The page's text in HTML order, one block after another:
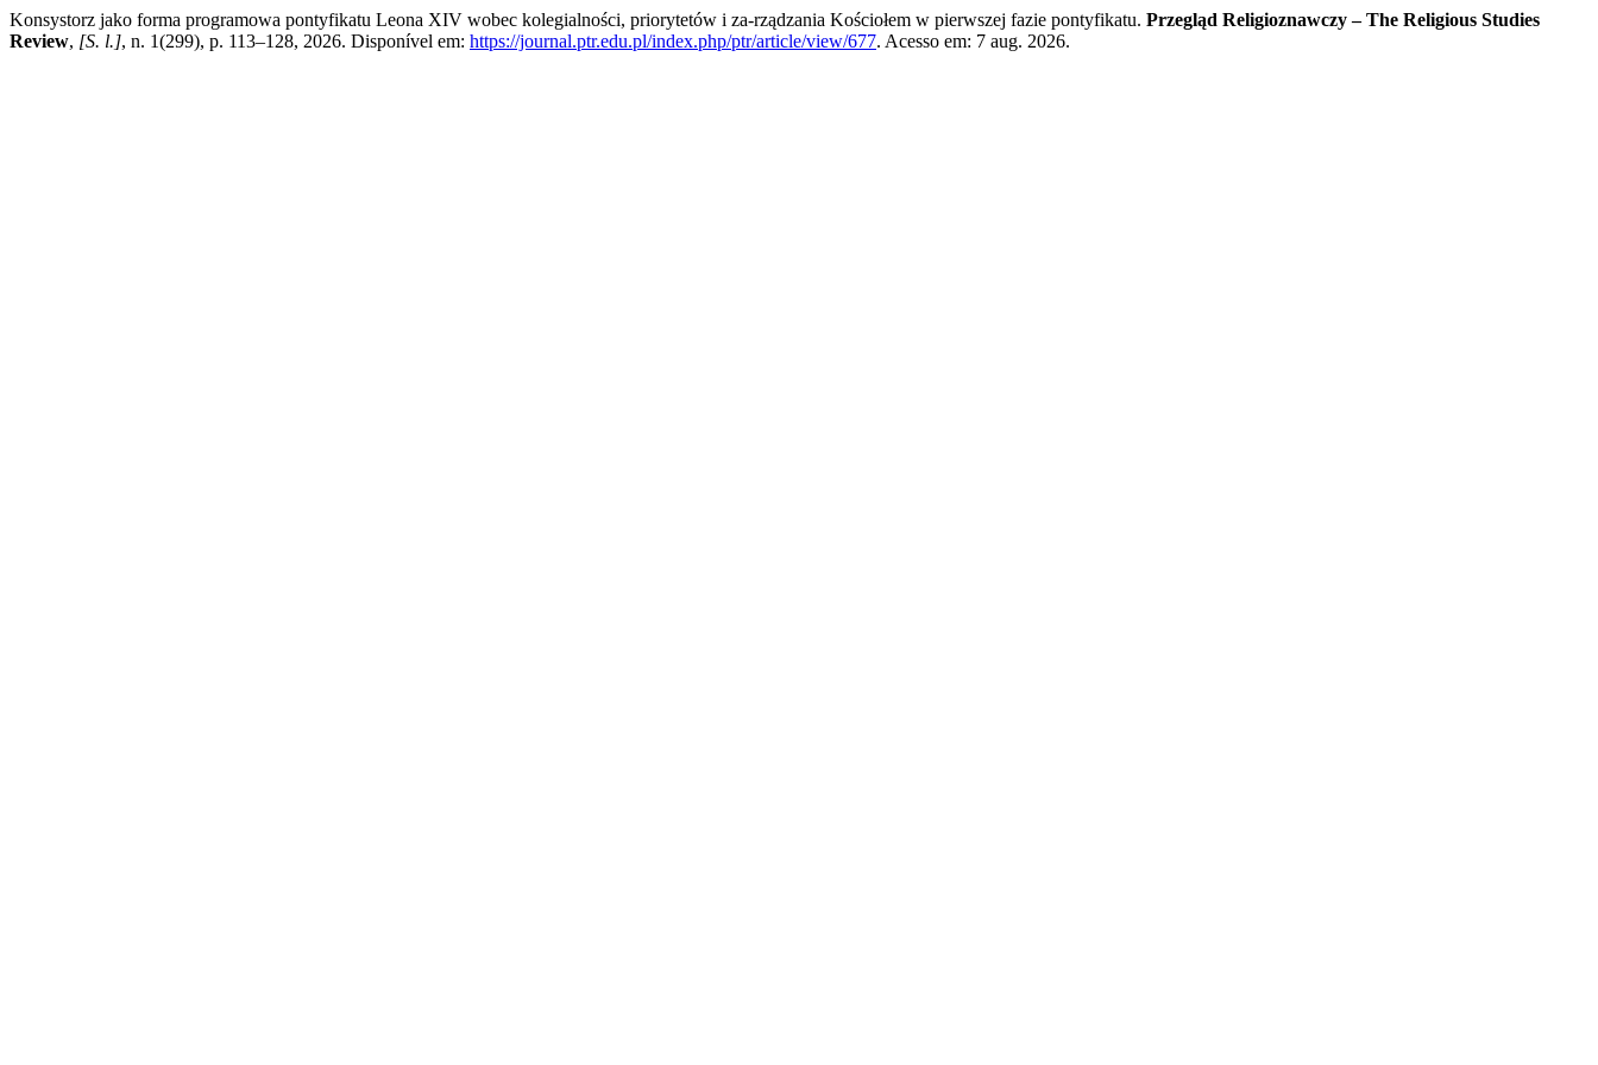
Konsystorz jako forma programowa pontyfikatu Leona XIV wobec kolegialności, priorytetów i za-rządzania Kościołem w pierwszej fazie pontyfikatu. Przegląd Religioznawczy – The Religious Studies
Review, [S. l.], n. 1(299), p. 113–128, 2026. Disponível em: https://journal.ptr.edu.pl/index.php/ptr/article/view/677. Acesso em: 7 aug. 2026.